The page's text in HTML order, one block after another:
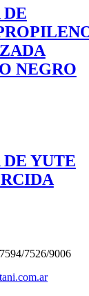
DE
NEGRO
DE YUTE
7526/9006